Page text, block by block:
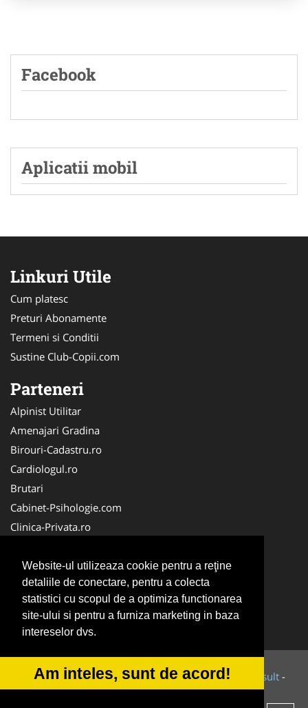
Website-ul utilizeaza cookie pentru a reţine
detaliile de conectare, pentru a colecta
statistici cu scopul de a optimiza functionarea
site-ului si pentru a furniza marketing in baza
intereselor dvs.
Am inteles, sunt de acord!
Facebook
Aplicatii mobil
Linkuri Utile
Cum platesc
Preturi Abonamente
Termeni si Conditii
Sustine Club-Copii.com
Parteneri
Alpinist Utilitar
Amenajari Gradina
Birouri-Cadastru.ro
Cardiologul.ro
Brutari
Cabinet-Psihologie.com
Clinica-Privata.ro
Cabinet-Individual.ro
CentruInchirieri.ro
Echipamente Romania
MedicAcupunctura.ro
© 2014-2026 Powered byVilonMedia&Tokaido Consult -
ANPC SOL